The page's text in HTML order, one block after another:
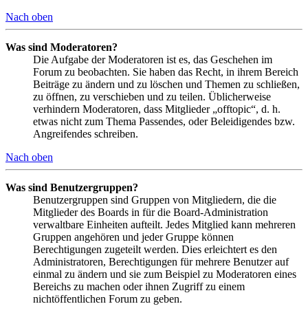
Nach oben
Was sind Moderatoren?
Die Aufgabe der Moderatoren ist es, das Geschehen im
Forum zu beobachten. Sie haben das Recht, in ihrem Bereich
Beiträge zu ändern und zu löschen und Themen zu schließen,
zu öffnen, zu verschieben und zu teilen. Üblicherweise
verhindern Moderatoren, dass Mitglieder „offtopic“, d. h.
etwas nicht zum Thema Passendes, oder Beleidigendes bzw.
Angreifendes schreiben.
Nach oben
Was sind Benutzergruppen?
Benutzergruppen sind Gruppen von Mitgliedern, die die
Mitglieder des Boards in für die Board-Administration
verwaltbare Einheiten aufteilt. Jedes Mitglied kann mehreren
Gruppen angehören und jeder Gruppe können
Berechtigungen zugeteilt werden. Dies erleichtert es den
Administratoren, Berechtigungen für mehrere Benutzer auf
einmal zu ändern und sie zum Beispiel zu Moderatoren eines
Bereichs zu machen oder ihnen Zugriff zu einem
nichtöffentlichen Forum zu geben.